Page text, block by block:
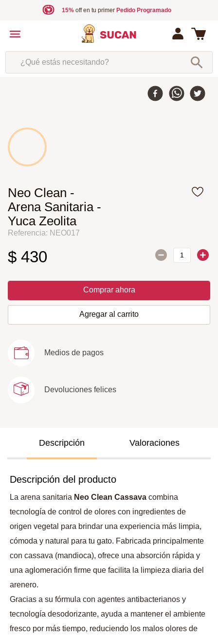
15%off en tu primer Pedido Programado
¿Qué estás necesitando?
Neo Clean -
Arena Sanitaria -
Yuca Zeolita
Referencia: NEO017
$ 430
Comprar ahora
Agregar al carrito
Medios de pagos
Devoluciones felices
Descripción Valoraciones
Descripción del producto
La arena sanitaria Neo Clean Cassava combina
tecnología de control de olores con ingredientes de
origen vegetal para brindar una experiencia más limpia,
cómoda y natural para tu gato. Fabricada principalmente
con cassava (mandioca), ofrece una absorción rápida y
una aglomeración firme que facilita la limpieza diaria del
arenero.
Gracias a su fórmula con agentes antibacterianos y
tecnología desodorizante, ayuda a mantener el ambiente
fresco por más tiempo, reduciendo los malos olores de